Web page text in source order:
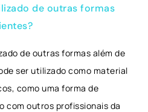
de outras formas
de outras formas além de
ser utilizado como material
como uma forma de
com outros profissionais da